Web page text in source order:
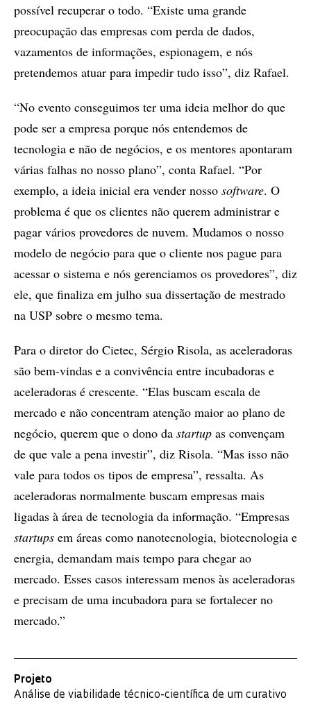
possível recuperar o todo. “Existe uma grande
preocupação das empresas com perda de dados,
vazamentos de informações, espionagem, e nós
pretendemos atuar para impedir tudo isso”, diz Rafael.
“No evento conseguimos ter uma ideia melhor do que
pode ser a empresa porque nós entendemos de
tecnologia e não de negócios, e os mentores apontaram
várias falhas no nosso plano”, conta Rafael. “Por
exemplo, a ideia inicial era vender nosso software. O
problema é que os clientes não querem administrar e
pagar vários provedores de nuvem. Mudamos o nosso
modelo de negócio para que o cliente nos pague para
acessar o sistema e nós gerenciamos os provedores”, diz
ele, que finaliza em julho sua dissertação de mestrado
na USP sobre o mesmo tema.
Para o diretor do Cietec, Sérgio Risola, as aceleradoras
são bem-vindas e a convivência entre incubadoras e
aceleradoras é crescente. “Elas buscam escala de
mercado e não concentram atenção maior ao plano de
negócio, querem que o dono da startup as convençam
de que vale a pena investir”, diz Risola. “Mas isso não
vale para todos os tipos de empresa”, ressalta. As
aceleradoras normalmente buscam empresas mais
ligadas à área de tecnologia da informação. “Empresas
startups em áreas como nanotecnologia, biotecnologia e
energia, demandam mais tempo para chegar ao
mercado. Esses casos interessam menos às aceleradoras
e precisam de uma incubadora para se fortalecer no
mercado.”
Projeto
Análise de viabilidade técnico-científica de um curativo